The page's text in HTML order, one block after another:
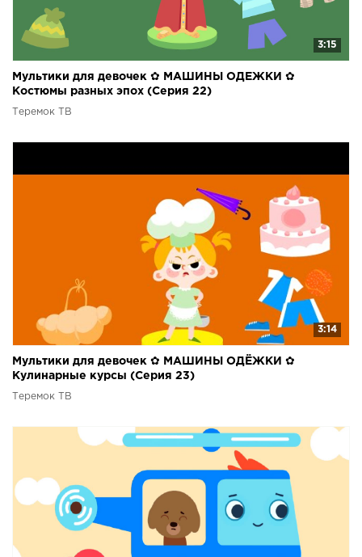
3:15
Мультики для девочек ✿ МАШИНЫ ОДЕЖКИ ✿
Костюмы разных эпох (Серия 22)
Теремок ТВ
3:14
Мультики для девочек ✿ МАШИНЫ ОДЁЖКИ ✿
Кулинарные курсы (Серия 23)
Теремок ТВ